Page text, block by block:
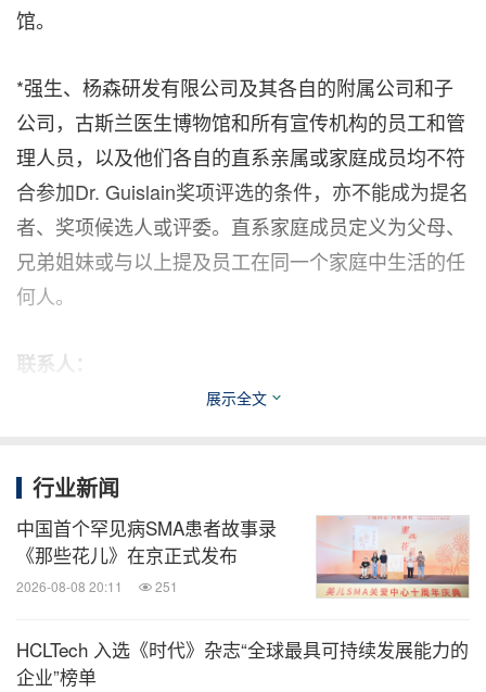
馆。
*强生、杨森研发有限公司及其各自的附属公司和子
公司，古斯兰医生博物馆和所有宣传机构的员工和管
理人员，以及他们各自的直系亲属或家庭成员均不符
合参加Dr. Guislain奖项评选的条件，亦不能成为提名
者、奖项候选人或评委。直系家庭成员定义为父母、
兄弟姐妹或与以上提及员工在同一个家庭中生活的任
何人。
联系人：
电话：+32-9-216-35-95
电邮：allegaert.patrick@gmail.com
古斯兰医生博物馆
电话：+32-9-216-35-36
展示全文
行业新闻
中国首个罕见病SMA患者故事录
《那些花儿》在京正式发布
2026-08-08 20:11 251
HCLTech 入选《时代》杂志“全球最具可持续发展能力的
企业”榜单